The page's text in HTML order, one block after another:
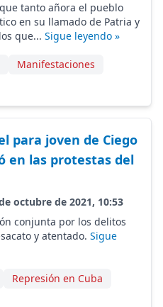
tanto añora el pueblo
en su llamado de Patria y
que... Sigue leyendo »
Manifestaciones
para joven de Ciego
en las protestas del
octubre de 2021, 10:53
conjunta por los delitos
y atentado. Sigue
Represión en Cuba